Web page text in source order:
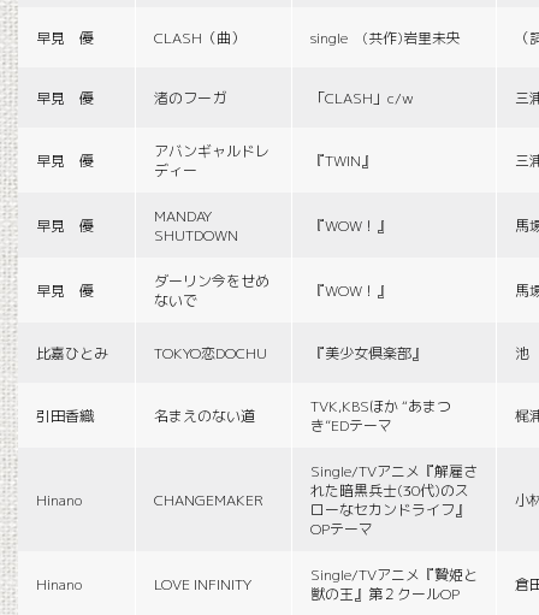
早見 優 CLASH（曲） single (共作)岩里未央
早見 優 渚のフーガ 「CLASH」c/w 三
早見 優
アバンギャルドレ
ディー
『TWIN』 三
早見 優
MANDAY
SHUTDOWN
『WOW！』 馬
早見 優
ダーリン今をせめ
ないで
『WOW！』 馬
比嘉ひとみ TOKYO恋DOCHU 『美少女倶楽部』 池
引田香織 名まえのない道
TVK,KBSほか “あまつ
き”EDテーマ
梶
Hinano CHANGEMAKER
Single/TVアニメ『解雇さ
れた暗黒兵士(30代)のス
ローなセカンドライフ』
OPテーマ
小
Hinano LOVE INFINITY
Single/TVアニメ『贄姫と
獣の王』第２クールOP
倉